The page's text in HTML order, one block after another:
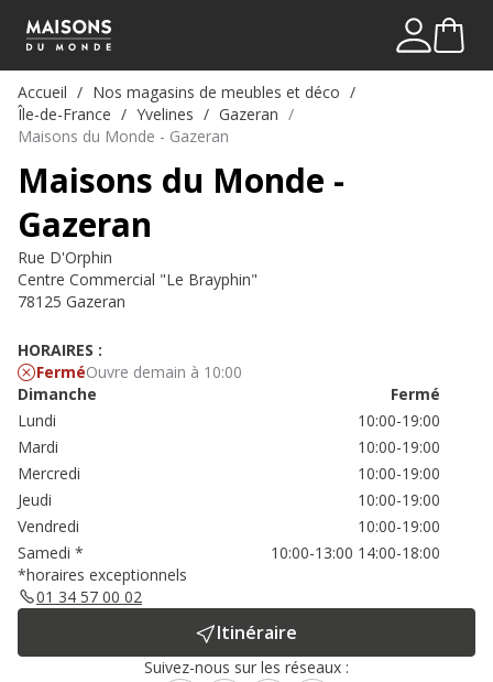
Mon
Me
Accueil
Nos magasins de meubles et déco
Île-de-France
Yvelines
Gazeran
Maisons du Monde - Gazeran
Maisons du Monde -
Gazeran
Rue D'Orphin
Centre Commercial "Le Brayphin"
78125 Gazeran
HORAIRES :
FerméOuvre demain à 10:00
Dimanche
Fermé
Lundi
10:00-19:00
Mardi
10:00-19:00
Mercredi
10:00-19:00
Jeudi
10:00-19:00
Vendredi
10:00-19:00
Samedi * 10:00-13:00 14:00-18:00
*horaires exceptionnels
01 34 57 00 02
Itinéraire
Suivez-nous sur les réseaux :